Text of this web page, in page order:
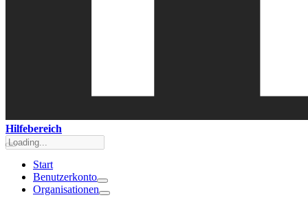
Hilfebereich
Start
Benutzerkonto
Organisationen